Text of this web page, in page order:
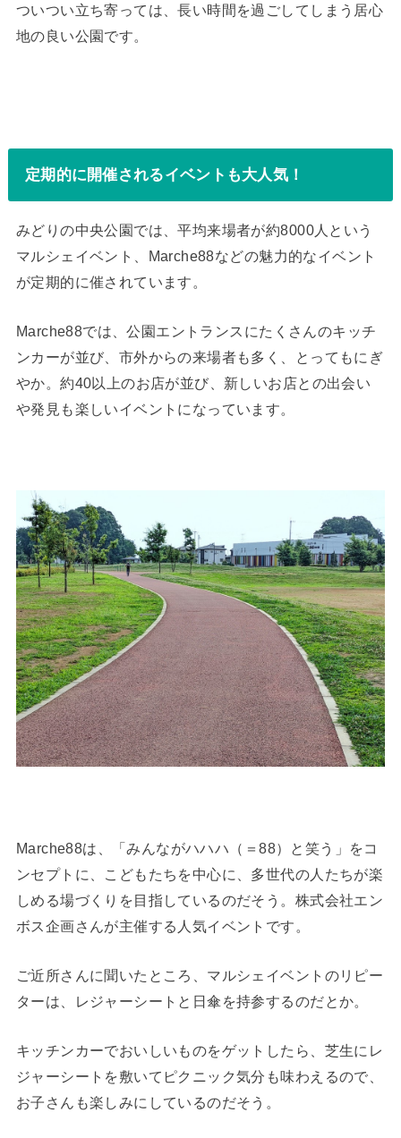
ついつい立ち寄っては、長い時間を過ごしてしまう居心
地の良い公園です。
定期的に開催されるイベントも大人気！
みどりの中央公園では、平均来場者が約8000人という
マルシェイベント、Marche88などの魅力的なイベント
が定期的に催されています。
Marche88では、公園エントランスにたくさんのキッチ
ンカーが並び、市外からの来場者も多く、とってもにぎ
やか。約40以上のお店が並び、新しいお店との出会い
や発見も楽しいイベントになっています。
Marche88は、「みんながハハハ（＝88）と笑う」をコ
ンセプトに、こどもたちを中心に、多世代の人たちが楽
しめる場づくりを目指しているのだそう。株式会社エン
ボス企画さんが主催する人気イベントです。
ご近所さんに聞いたところ、マルシェイベントのリピー
ターは、レジャーシートと日傘を持参するのだとか。
キッチンカーでおいしいものをゲットしたら、芝生にレ
ジャーシートを敷いてピクニック気分も味わえるので、
お子さんも楽しみにしているのだそう。